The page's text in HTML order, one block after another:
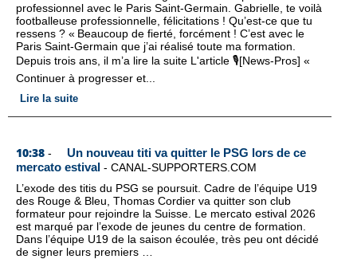
professionnel avec le Paris Saint-Germain. Gabrielle, te voilà
footballeuse professionnelle, félicitations ! Qu’est-ce que tu
ressens ? « Beaucoup de fierté, forcément ! C’est avec le
Paris Saint-Germain que j’ai réalisé toute ma formation.
Depuis trois ans, il m’a lire la suite L'article 🎙️[News-Pros] «
Continuer à progresser et...
Lire la suite
10:38 -
Un nouveau titi va quitter le PSG lors de ce
mercato estival - CANAL-SUPPORTERS.COM
L’exode des titis du PSG se poursuit. Cadre de l’équipe U19
des Rouge & Bleu, Thomas Cordier va quitter son club
formateur pour rejoindre la Suisse. Le mercato estival 2026
est marqué par l’exode de jeunes du centre de formation.
Dans l’équipe U19 de la saison écoulée, très peu ont décidé
de signer leurs premiers …